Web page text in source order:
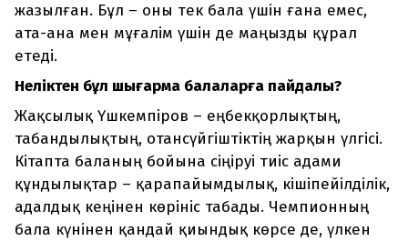
жазылған. Бұл – оны тек бала үшін ғана емес,
ата-ана мен мұғалім үшін де маңызды құрал
етеді.
Неліктен бұл шығарма балаларға пайдалы?
Жақсылық Үшкемпіров – еңбекқорлықтың,
табандылықтың, отансүйгіштіктің жарқын үлгісі.
Кітапта баланың бойына сіңіруі тиіс адами
құндылықтар – қарапайымдылық, кішіпейілділік,
адалдық кеңінен көрініс табады. Чемпионның
бала күнінен қандай қиындық көрсе де, үлкен